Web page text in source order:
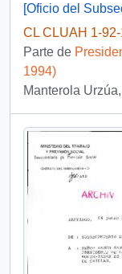
CL CLUAH 1-
Parte de
1994)
Manterola